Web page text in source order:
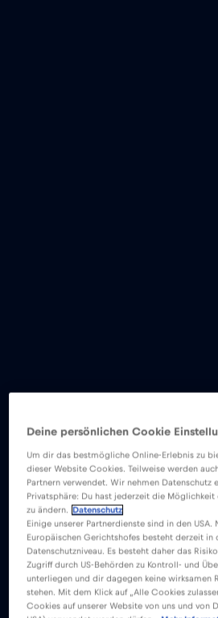
Deine persönlichen Cookie
Um dir das bestmögliche Online-Erlebnis zu
dieser Website Cookies. Teilweise werden
Partnern verwendet. Wir nehmen Datenschutz
Privatsphäre: Du hast jederzeit die
zu ändern.
Datenschutz
Einige unserer Partnerdienste sind in den USA.
Europäischen Gerichtshofes besteht derzeit in
Datenschutzniveau. Es besteht daher das
Zugriff durch US-Behörden zu Kontroll- und
unterliegen und dir dagegen keine wirksamen
stehen. Mit dem Klick auf „Alle Cookies
Cookies auf unserer Website von uns und von